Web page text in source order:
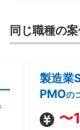
同じ職種の
製造業
PMOの
〜